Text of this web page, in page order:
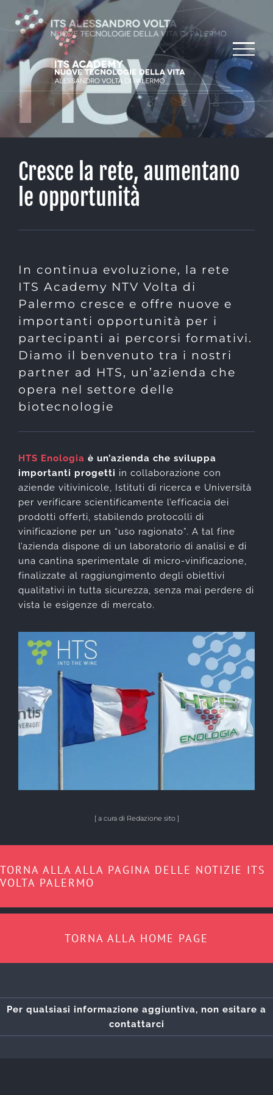
contenuto
Cresce la rete, aumentano
le opportunità
In continua evoluzione, la rete
ITS Academy NTV Volta di
Palermo cresce e offre nuove e
importanti opportunità per i
partecipanti ai percorsi formativi.
Diamo il benvenuto tra i nostri
partner ad HTS, un’azienda che
opera nel settore delle
biotecnologie
HTS Enologia è un’azienda che sviluppa
importanti progetti in collaborazione con
aziende vitivinicole, Istituti di ricerca e Università
per verificare scientificamente l’efficacia dei
prodotti offerti, stabilendo protocolli di
vinificazione per un “uso ragionato”. A tal fine
l’azienda dispone di un laboratorio di analisi e di
una cantina sperimentale di micro-vinificazione,
finalizzate al raggiungimento degli obiettivi
qualitativi in tutta sicurezza, senza mai perdere di
vista le esigenze di mercato.
[ a cura di Redazione sito ]
TORNA ALLA ALLA PAGINA DELLE NOTIZIE ITS
VOLTA PALERMO
TORNA ALLA HOME PAGE
Per qualsiasi informazione aggiuntiva, non esitare a
contattarci